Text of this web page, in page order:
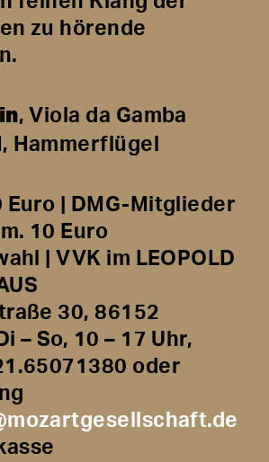
zu hörende
, Viola da Gamba
, Hammerflügel
Euro | DMG-Mitglieder
10 Euro
| VVK im LEOPOLD
30, 86152
– So, 10 – 17 Uhr,
oder